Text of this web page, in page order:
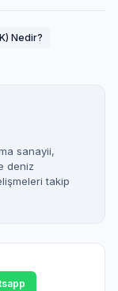
Nedir?
sanayii,
deniz
takip